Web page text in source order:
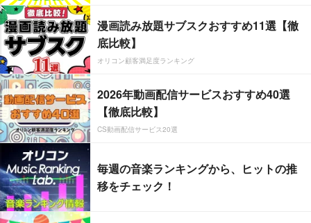
漫画読み放題サブスクおすすめ11選【徹
底比較】
オリコン顧客満足度ランキング
2026年動画配信サービスおすすめ40選
【徹底比較】
CS動画配信サービス20選
毎週の音楽ランキングから、ヒットの推
移をチェック！